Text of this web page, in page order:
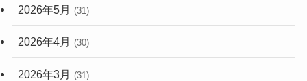
2026年5月 (31)
2026年4月 (30)
2026年3月 (31)